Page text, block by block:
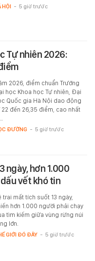
HỘI - 5 giờ trước
Tự nhiên 2026:
2026, điểm chuẩn Trường
học Khoa học Tự nhiên, Đại
Quốc gia Hà Nội dao động
đến 26,35 điểm, cao nhất
ĐƯỜNG - 5 giờ trước
ngày, hơn 1.000
vết khó tin
trai mất tích suốt 13 ngày,
hơn 1.000 người phải chạy
tìm kiếm giữa vùng rừng núi
lớn.
GIỚI ĐÓ ĐÂY - 5 giờ trước